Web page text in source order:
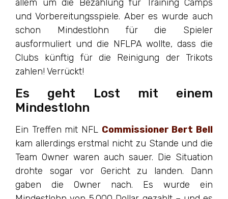
allem um die Bezahlung für Training Camps
und Vorbereitungsspiele. Aber es wurde auch
schon Mindestlohn für die Spieler
ausformuliert und die NFLPA wollte, dass die
Clubs künftig für die Reinigung der Trikots
zahlen! Verrückt!
Es geht Lost mit einem
Mindestlohn
Ein Treffen mit NFL Commissioner Bert Bell
kam allerdings erstmal nicht zu Stande und die
Team Owner waren auch sauer. Die Situation
drohte sogar vor Gericht zu landen. Dann
gaben die Owner nach. Es wurde ein